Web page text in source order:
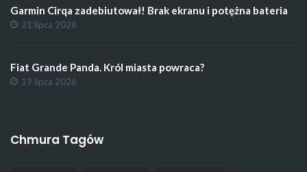
Garmin Cirqa zadebiutował! Brak ekranu i potężna bateria
21 lipca 2026
Fiat Grande Panda. Król miasta powraca?
19 lipca 2026
Chmura Tagów